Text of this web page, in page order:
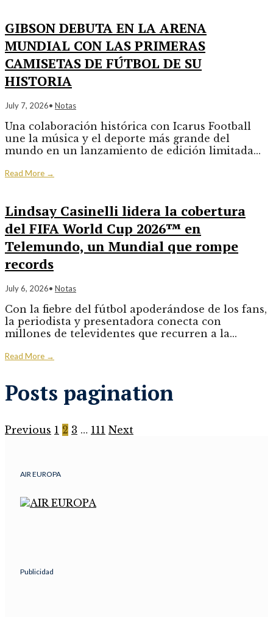
GIBSON DEBUTA EN LA ARENA
MUNDIAL CON LAS PRIMERAS
CAMISETAS DE FÚTBOL DE SU
HISTORIA
July 7, 2026• Notas
Una colaboración histórica con Icarus Football
une la música y el deporte más grande del
mundo en un lanzamiento de edición limitada...
Read More →
Lindsay Casinelli lidera la cobertura
del FIFA World Cup 2026™ en
Telemundo, un Mundial que rompe
records
July 6, 2026• Notas
Con la fiebre del fútbol apoderándose de los fans,
la periodista y presentadora conecta con
millones de televidentes que recurren a la...
Read More →
Posts pagination
Previous 1 2 3 … 111 Next
AIR EUROPA
Publicidad